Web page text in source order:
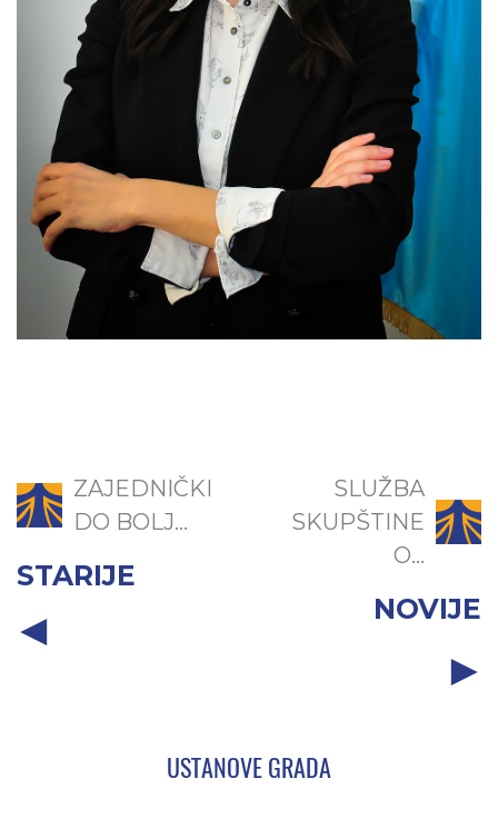
ZAJEDNIČKI
DO BOLJ...
STARIJE
SLUŽBA
SKUPŠTINE
O...
NOVIJE
USTANOVE GRADA